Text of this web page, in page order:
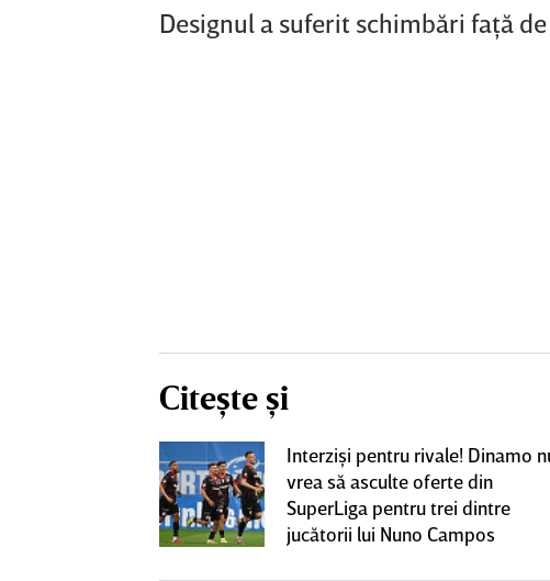
Designul a suferit schimbări faţă
Citește și
Interzişi pentru rivale! Dinamo
vrea să asculte oferte din
SuperLiga pentru trei dintre
jucătorii lui Nuno Campos